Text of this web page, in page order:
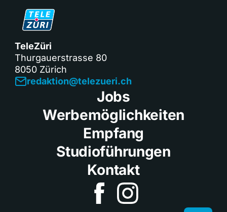
TeleZüri
Thurgauerstrasse 80
8050 Zürich
redaktion@telezueri.ch
Jobs
Werbemöglichkeiten
Empfang
Studioführungen
Kontakt